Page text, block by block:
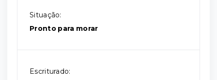
Situação:
Pronto para morar
Escriturado: